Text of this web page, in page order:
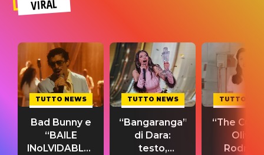
VIRAL
TUTTO NEWS
Bad Bunny e
“BAILE
INoLVIDABLE”:
TUTTO NEWS
“Bangaranga”
di Dara:
testo,
TUTTO
“The
Olivia